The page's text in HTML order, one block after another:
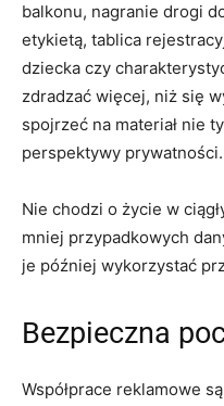
balkonu, nagranie drogi
etykietą, tablica
dziecka czy
zdradzać więcej, niż się
spojrzeć na materiał nie
perspektywy prywatności.
Nie chodzi o życie w
mniej przypadkowych
je później wykorzystać
Bezpieczna
Współprace reklamowe